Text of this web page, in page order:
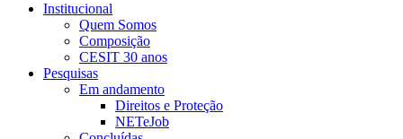
Institucional
Quem Somos
Composição
CESIT 30 anos
Pesquisas
Em andamento
Direitos e Proteção
NETeJob